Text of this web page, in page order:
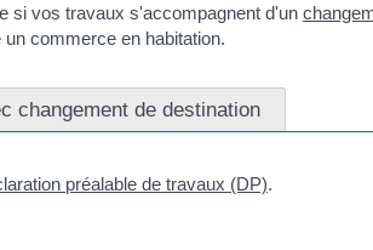
si vos travaux s'accompagnent d'un
commerce en habitation.
changement de destination
préalable de travaux (DP).